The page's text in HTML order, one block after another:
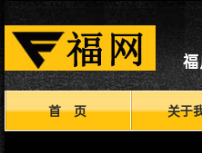
首 页 关于